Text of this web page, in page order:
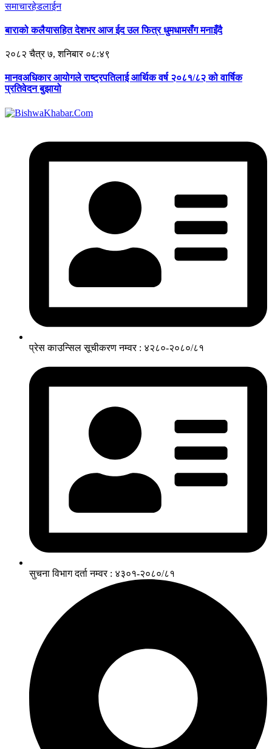
समाचारहेडलाईन
बाराको कलैयासहित देशभर आज ईद उल फित्र धुमधामसँग मनाइँदै
२०८२ चैत्र ७, शनिबार ०८:४९
मानवअधिकार आयोगले राष्ट्रपतिलाई आर्थिक वर्ष २०८१/८२ को वार्षिक
प्रतिवेदन बुझायो
प्रेस काउन्सिल सूचीकरण नम्वर : ४२८०-२०८०/८१
सुचना विभाग दर्ता नम्वर : ४३०१-२०८०/८१